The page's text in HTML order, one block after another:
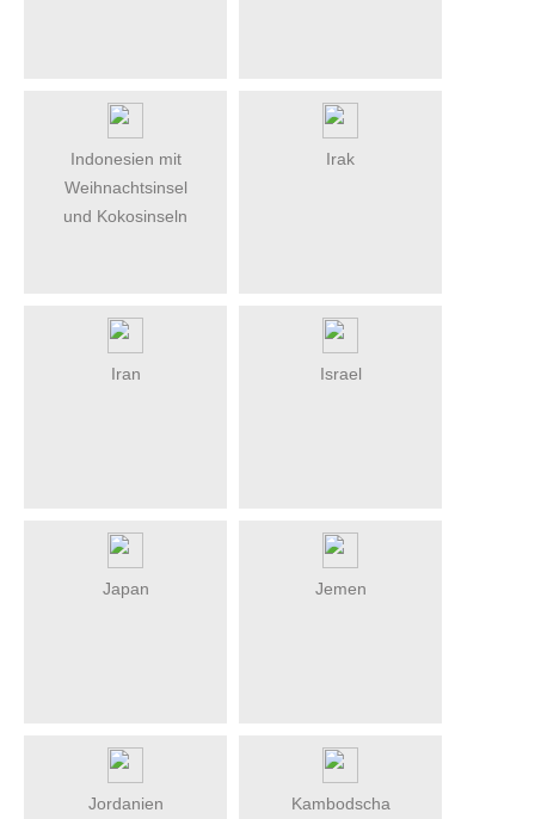
Indonesien mit
Weihnachtsinsel
und Kokosinseln
Irak
Iran Israel
Japan Jemen
Jordanien Kambodscha